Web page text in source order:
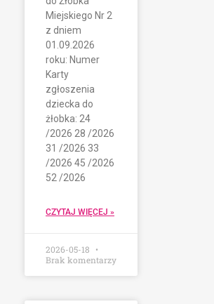
Miejskiego Nr 2
z dniem
01.09.2026
roku: Numer
Karty
zgłoszenia
dziecka do
żłobka: 24
/2026 28 /2026
31 /2026 33
/2026 45 /2026
52 /2026
CZYTAJ WIĘCEJ »
2026-05-18
Brak komentarzy